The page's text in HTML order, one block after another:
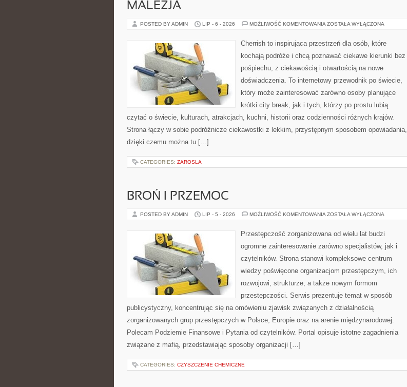
MALEZJA
POSTED BY ADMIN LIP - 6 - 2026 MOŻLIWOŚĆ KOMENTOWANIA MALEZJA
ZOSTAŁA WYŁĄCZONA
Cherrish to inspirująca przestrzeń dla osób, które
kochają podróże i chcą poznawać ciekawe kierunki bez
pośpiechu, z ciekawością i otwartością na nowe
doświadczenia. To internetowy przewodnik po świecie,
który może zainteresować zarówno osoby planujące
krótki city break, jak i tych, którzy po prostu lubią
czytać o świecie, kulturach, atrakcjach, kuchni, historii oraz codzienności różnych krajów.
Strona łączy w sobie podróżnicze ciekawostki z lekkim, przystępnym sposobem opowiadania,
dzięki czemu można tu […]
CATEGORIES: ZAROSLA
BROŃ I PRZEMOC
POSTED BY ADMIN LIP - 5 - 2026 MOŻLIWOŚĆ KOMENTOWANIA BROŃ
ZOSTAŁA WYŁĄCZONA
Przestępczość zorganizowana od wielu lat budzi
ogromne zainteresowanie zarówno specjalistów, jak i
czytelników. Strona stanowi kompleksowe centrum
wiedzy poświęcone organizacjom przestępczym, ich
rozwojowi, strukturze, a także nowym formom
przestępczości. Serwis prezentuje temat w sposób
publicystyczny, koncentrując się na omówieniu zjawisk związanych z działalnością
zorganizowanych grup przestępczych w Polsce, Europie oraz na arenie międzynarodowej.
Polecam Podziemie Finansowe i Pytania od czytelników. Portal opisuje istotne zagadnienia
związane z mafią, przedstawiając sposoby organizacji […]
CATEGORIES: CZYSZCZENIE CHEMICZNE